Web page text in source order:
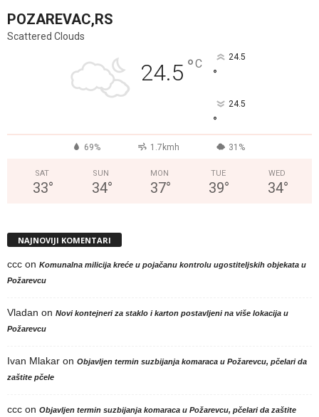
POZAREVAC,RS
Scattered Clouds
24.5 °C 24.5
°
24.5
°
69% 1.7kmh 31%
SAT
33°
SUN
34°
MON
37°
TUE
39°
WED
34°
NAJNOVIJI KOMENTARI
ccc on Komunalna milicija kreće u pojačanu kontrolu ugostiteljskih objekata u
Požarevcu
Vladan on Novi kontejneri za staklo i karton postavljeni na više lokacija u
Požarevcu
Ivan Mlakar on Objavljen termin suzbijanja komaraca u Požarevcu, pčelari da
zaštite pčele
ccc on Objavljen termin suzbijanja komaraca u Požarevcu, pčelari da zaštite